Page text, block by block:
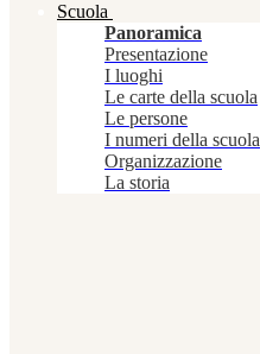
Scuola
Panoramica
Presentazione
I luoghi
Le carte della scuola
Le persone
I numeri della scuola
Organizzazione
La storia